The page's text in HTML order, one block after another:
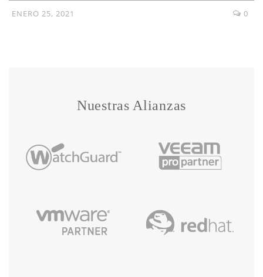
ENERO 25, 2021 0
Nuestras Alianzas